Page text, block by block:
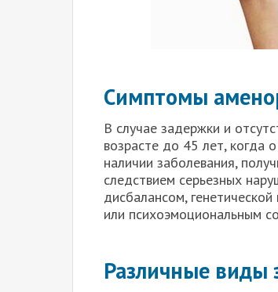
Симптомы
В случае задержки и
возрасте до 45 лет, когда
наличии заболевания,
следствием серьезных
дисбалансом,
или психоэмоциональным
Различные виды